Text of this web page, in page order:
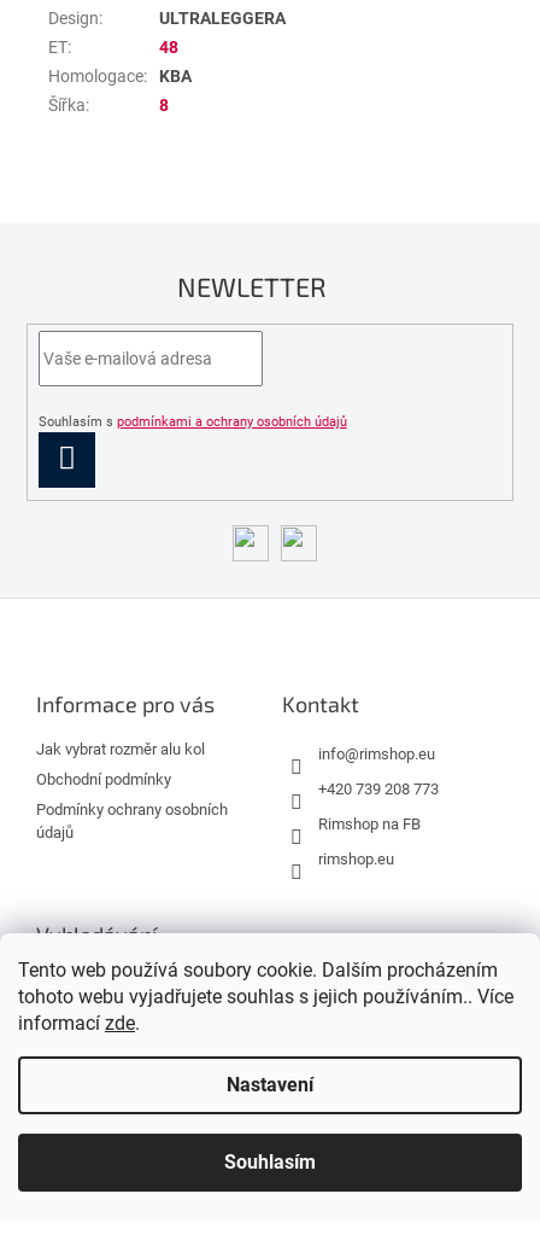
Tento web používá soubory cookie. Dalším procházením
tohoto webu vyjadřujete souhlas s jejich používáním.. Více
informací zde.
Nastavení
Souhlasím
Design:
ULTRALEGGERA
ET:
48
Homologace:
KBA
Šířka: 8
NEWLETTER
Souhlasím s podmínkami a ochrany osobních údajů
SE
Informace pro vás
Jak vybrat rozměr alu kol
Obchodní podmínky
Podmínky ochrany osobních
údajů
Kontakt
info@rimshop.eu
+420 739 208 773
Rimshop na FB
rimshop.eu
Vyhledávání
HLEDAT
Vytvořil Shoptet